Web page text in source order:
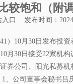
较饱和（附
口 发布时间：
10月30日发布投资
月30日接受22家机
券公司、阳光私募机
、公司董事会秘书吕